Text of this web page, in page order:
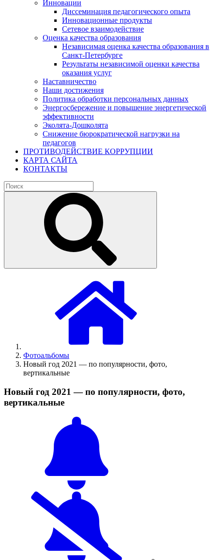
Инновации
Диссеминация педагогического опыта
Инновационные продукты
Сетевое взаимодействие
Оценка качества образования
Независимая оценка качества образования в
Санкт-Петербурге
Результаты независимой оценки качества
оказания услуг
Наставничество
Наши достижения
Политика обработки персональных данных
Энергосбережение и повышение энергетической
эффективности
Эколята-Дошколята
Снижение бюрократической нагрузки на
педагогов
ПРОТИВОДЕЙСТВИЕ КОРРУПЦИИ
КАРТА САЙТА
КОНТАКТЫ
Фотоальбомы
Новый год 2021 — по популярности, фото,
вертикальные
Новый год 2021 — по популярности, фото,
вертикальные